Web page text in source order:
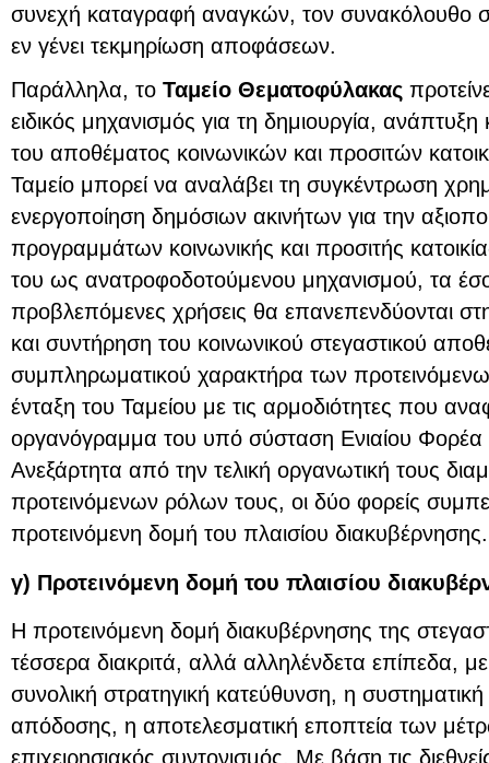
συνεχή καταγραφή αναγκών, τον συνακόλουθο
εν γένει τεκμηρίωση αποφάσεων.
Παράλληλα, το Ταμείο Θεματοφύλακας
ειδικός μηχανισμός για τη δημιουργία, ανάπτυξη
του αποθέματος κοινωνικών και προσιτών
Ταμείο μπορεί να αναλάβει τη συγκέντρωση
ενεργοποίηση δημόσιων ακινήτων για την
προγραμμάτων κοινωνικής και προσιτής
του ως ανατροφοδοτούμενου μηχανισμού, τα
προβλεπόμενες χρήσεις θα επανεπενδύονται
και συντήρηση του κοινωνικού στεγαστικού
συμπληρωματικού χαρακτήρα των
ένταξη του Ταμείου με τις αρμοδιότητες που
οργανόγραμμα του υπό σύσταση Ενιαίου Φορέα
Ανεξάρτητα από την τελική οργανωτική τους
προτεινόμενων ρόλων τους, οι δύο φορείς
προτεινόμενη δομή του πλαισίου διακυβέρνησης.
γ) Προτεινόμενη δομή του πλαισίου
Η προτεινόμενη δομή διακυβέρνησης της
τέσσερα διακριτά, αλλά αλληλένδετα επίπεδα,
συνολική στρατηγική κατεύθυνση, η
απόδοσης, η αποτελεσματική εποπτεία των
επιχειρησιακός συντονισμός. Με βάση τις